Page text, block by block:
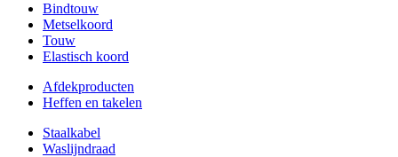
Bindtouw
Metselkoord
Touw
Elastisch koord
Afdekproducten
Heffen en takelen
Staalkabel
Waslijndraad